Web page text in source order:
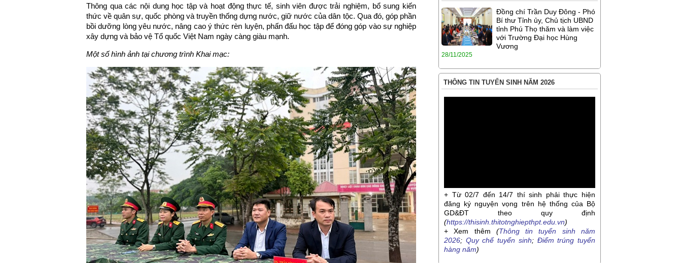
Thông qua các nội dung học tập và hoạt động thực tế, sinh viên được trải nghiệm, bổ sung kiến
thức về quân sự, quốc phòng và truyền thống dựng nước, giữ nước của dân tộc. Qua đó, góp phần
bồi dưỡng lòng yêu nước, nâng cao ý thức rèn luyện, phấn đấu học tập để đóng góp vào sự nghiệp
xây dựng và bảo vệ Tổ quốc Việt Nam ngày càng giàu mạnh.
Một số hình ảnh tại chương trình Khai mạc:
Đồng chí Trần Duy Đông - Phó
Bí thư Tỉnh ủy, Chủ tịch UBND
tỉnh Phú Thọ thăm và làm việc
với Trường Đại học Hùng
Vương
28/11/2025
THÔNG TIN TUYỂN SINH NĂM 2026
+ Từ 02/7 đến 14/7 thí sinh phải thực hiện
đăng ký nguyện vọng trên hệ thống của Bộ
GD&ĐT theo quy định
(https://thisinh.thitotnghiepthpt.edu.vn)
+ Xem thêm (Thông tin tuyển sinh năm
2026; Quy chế tuyển sinh; Điểm trúng tuyển
hàng năm)